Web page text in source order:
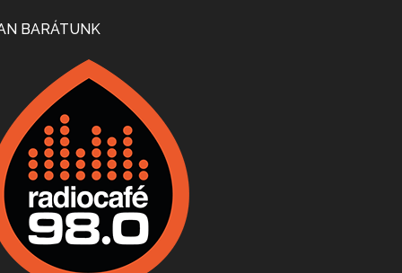
Apr 24, 2026 • 00:38:10
Villány, kékfrankos, Jackfall
Apr 17, 2026 • 00:35:38
Apr 9, 2026 • 00:37:17
BARÁTUNK